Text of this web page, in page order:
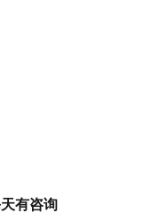
有咨询